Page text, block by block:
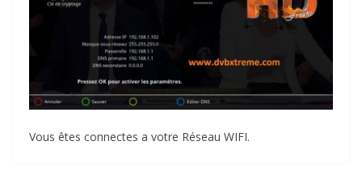
Vous êtes connectes a votre Réseau WIFI.